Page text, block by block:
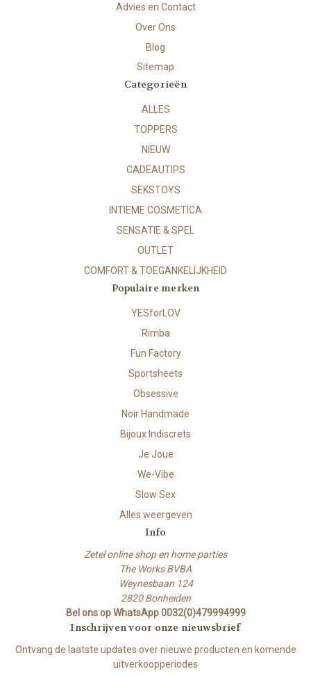
Advies en Contact
Over Ons
Blog
Sitemap
Categorieën
ALLES
TOPPERS
NIEUW
CADEAUTIPS
SEKSTOYS
INTIEME COSMETICA
SENSATIE & SPEL
OUTLET
COMFORT & TOEGANKELIJKHEID
Populaire merken
YESforLOV
Rimba
Fun Factory
Sportsheets
Obsessive
Noir Handmade
Bijoux Indiscrets
Je Joue
We-Vibe
Slow Sex
Alles weergeven
Info
Zetel online shop en home parties
The Works BVBA
Weynesbaan 124
2820 Bonheiden
Bel ons op WhatsApp 0032(0)479994999
Inschrijven voor onze nieuwsbrief
Ontvang de laatste updates over nieuwe producten en komende
uitverkoopperiodes